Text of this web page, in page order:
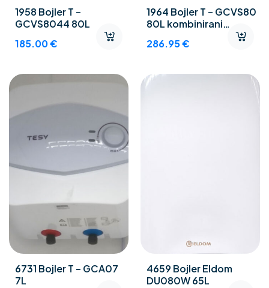
1958 Bojler T –
GCVS8044 80L
185.00€
1964 Bojler T – GCVS80
80L kombinirani
centralno grijanje Desni
286.95€
6731 Bojler T – GCA07
7L
4659 Bojler Eldom
DU080W 65L